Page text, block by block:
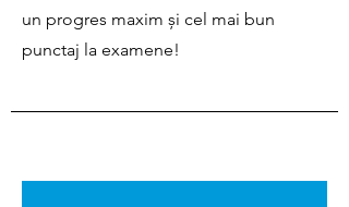
un progres maxim și cel mai bun
punctaj la examene!